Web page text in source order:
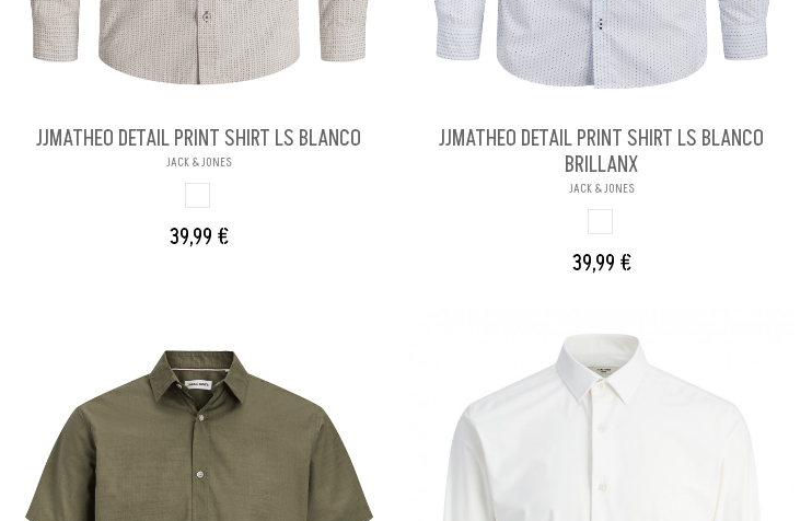
JJMATHEO DETAIL PRINT SHIRT LS BLANCO
JACK & JONES
39,99 €
JJMATHEO DETAIL PRINT SHIRT LS BLANCO
BRILLANX
JACK & JONES
39,99 €